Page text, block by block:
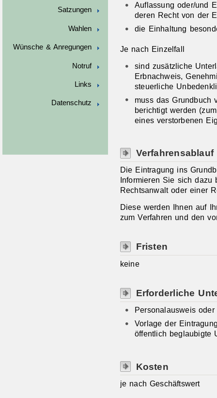
Satzungen
Wahlen
Wünsche & Anregungen
Notruf
Links
Datenschutz
Auflassung oder/und
deren Recht von der
die Einhaltung
Je nach Einzelfall
sind zusätzliche
Erbnachweis,
steuerliche
muss das Grundbuch
berichtigt werden
eines verstorbenen
Verfahrensablauf
Die Eintragung ins
Informieren Sie sich dazu
Rechtsanwalt oder einer
Diese werden Ihnen auf
zum Verfahren und den
Fristen
keine
Erforderliche
Personalausweis
Vorlage der
öffentlich beglaubigte
Kosten
je nach Geschäftswert